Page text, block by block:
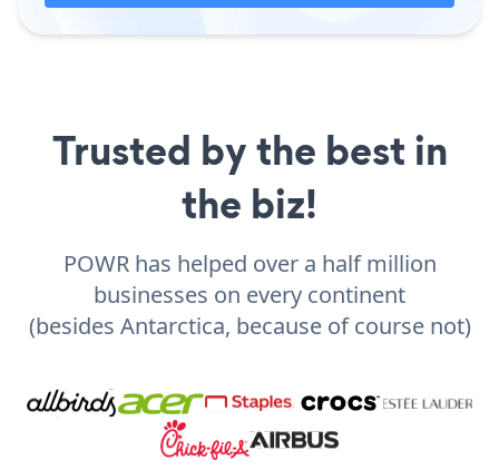
Trusted by the best in
the biz!
POWR has helped over a half million
businesses on every continent
(besides Antarctica, because of course not)